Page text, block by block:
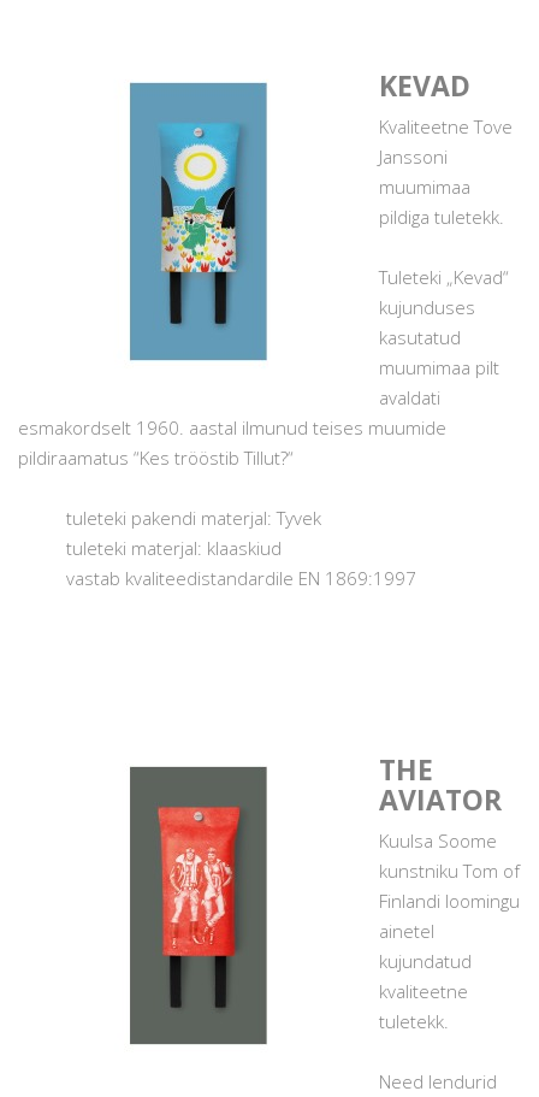
KEVAD
Kvaliteetne Tove
Janssoni
muumimaa
pildiga tuletekk.
Tuleteki „Kevad“
kujunduses
kasutatud
muumimaa pilt
avaldati
esmakordselt 1960. aastal ilmunud teises muumide
pildiraamatus “Kes trööstib Tillut?“
tuleteki pakendi materjal: Tyvek
tuleteki materjal: klaaskiud
vastab kvaliteedistandardile EN 1869:1997
THE
AVIATOR
Kuulsa Soome
kunstniku Tom of
Finlandi loomingu
ainetel
kujundatud
kvaliteetne
tuletekk.
Need lendurid